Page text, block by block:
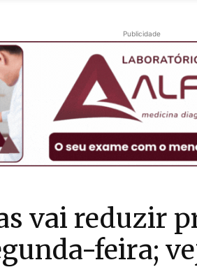
Publicidade
vai reduzir
feira;